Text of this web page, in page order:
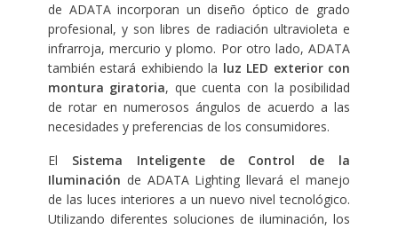
de ADATA incorporan un diseño óptico de grado
profesional, y son libres de radiación ultravioleta e
infrarroja, mercurio y plomo. Por otro lado, ADATA
también estará exhibiendo la luz LED exterior con
montura giratoria, que cuenta con la posibilidad
de rotar en numerosos ángulos de acuerdo a las
necesidades y preferencias de los consumidores.
El Sistema Inteligente de Control de la
Iluminación de ADATA Lighting llevará el manejo
de las luces interiores a un nuevo nivel tecnológico.
Utilizando diferentes soluciones de iluminación, los